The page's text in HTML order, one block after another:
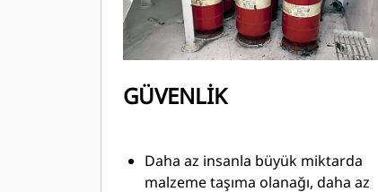
GÜVENLİK
Daha az insanla büyük miktarda
malzeme taşıma olanağı, daha az